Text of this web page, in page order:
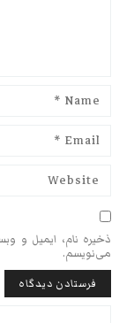
ذخیره نام، ایمیل و
می‌نویسم.